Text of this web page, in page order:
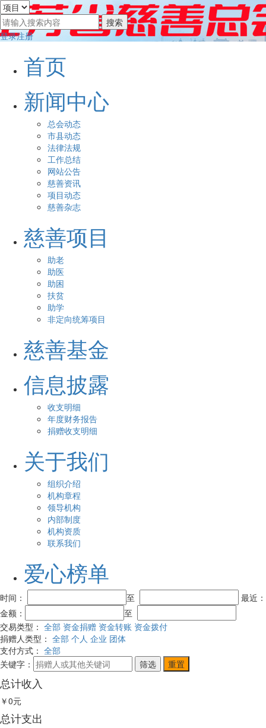
登录注册
首页
新闻中心
总会动态
市县动态
法律法规
工作总结
网站公告
慈善资讯
项目动态
慈善杂志
慈善项目
助老
助医
助困
扶贫
助学
非定向统筹项目
慈善基金
信息披露
收支明细
年度财务报告
捐赠收支明细
关于我们
组织介绍
机构章程
领导机构
内部制度
机构资质
联系我们
爱心榜单
时间： 至
最近
金额：
至
交易类型： 全部 资金捐赠 资金转账 资金拨付
捐赠人类型： 全部 个人 企业 团体
支付方式： 全部
关键字：
总计收入
￥0元
总计支出